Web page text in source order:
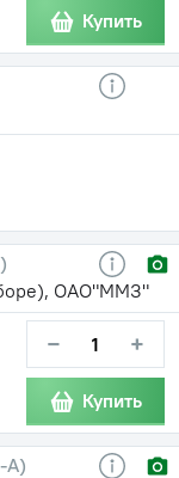
Купить
ОАО"ММЗ"
− +
Купить
А)